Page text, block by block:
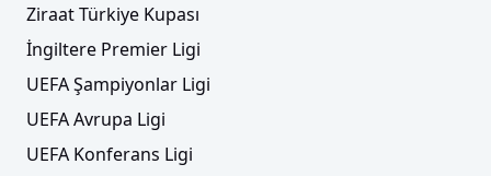
Ziraat Türkiye Kupası
İngiltere Premier Ligi
UEFA Şampiyonlar Ligi
UEFA Avrupa Ligi
UEFA Konferans Ligi